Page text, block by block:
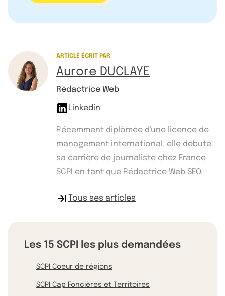
ARTICLE ÉCRIT PAR
Aurore DUCLAYE
Rédactrice Web
Linkedin
Récemment diplômée d'une licence de
management international, elle débute
sa carrière de journaliste chez France
SCPI en tant que Rédactrice Web SEO.
Tous ses articles
Les 15 SCPI les plus demandées
SCPI Coeur de régions
SCPI Cap Foncières et Territoires